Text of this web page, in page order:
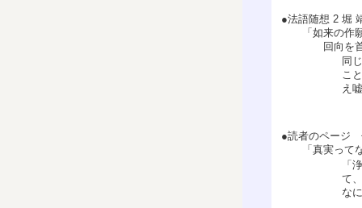
●法語随想 2 堀
「如来の作願
回向を首と
同
こ
え
●読者のページ
「真実って
「
て
な